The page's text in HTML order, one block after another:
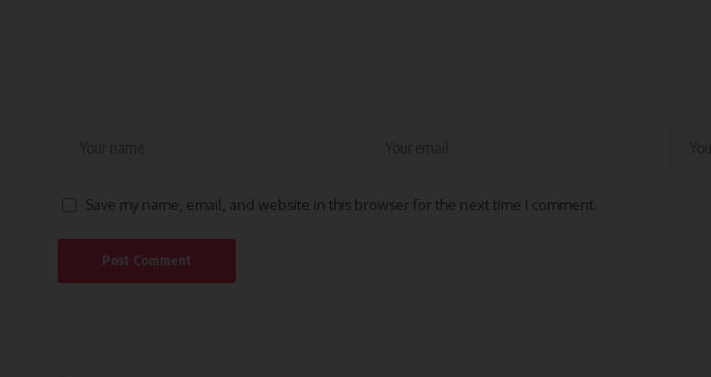
Save my name, email, and website in this browser for the next time I comment.